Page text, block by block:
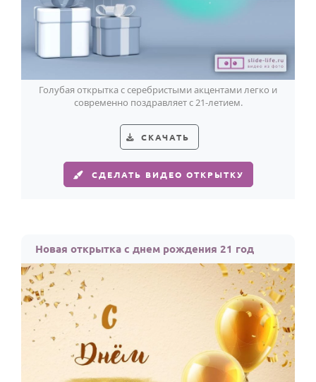
Голубая открытка с серебристыми акцентами легко и
современно поздравляет с 21-летием.
СКАЧАТЬ
СДЕЛАТЬ ВИДЕО ОТКРЫТКУ
Новая открытка с днем рождения 21 год